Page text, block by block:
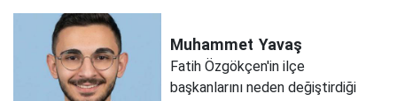
Muhammet Yavaş
Fatih Özgökçen'in ilçe
başkanlarını neden değiştirdiği